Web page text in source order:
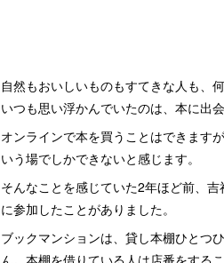
自然もおいしいものもすてきな人も、
いつも思い浮かんでいたのは、本に出会
オンラインで本を買うことはできます
いう場でしかできないと感じます。
そんなことを感じていた2年ほど前、吉
に参加したことがありました。
ブックマンションは、貸し本棚ひとつ